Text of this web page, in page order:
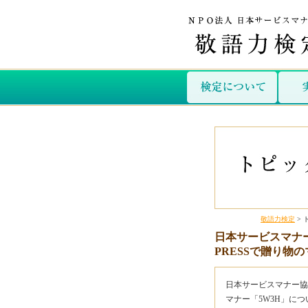
敬語力検定 >
日本サービスマ
PRESSで贈り物の
日本サービスマナー
マナー「5W3H」につ